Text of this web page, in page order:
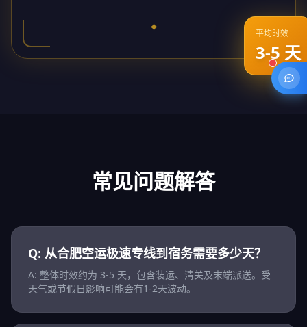
✦ 平均时效
3-5 天
常见问题解答
Q: 从合肥空运极速专线到宿务需要多少天？
A: 整体时效约为 3-5 天，包含装运、清关及末端派送。受
天气或节假日影响可能会有1-2天波动。